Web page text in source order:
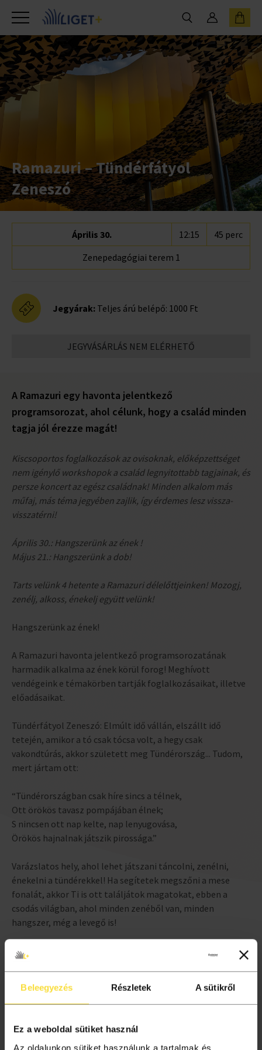
Beleegyezés Részletek A sütikről
Ez a weboldal sütiket használ
Az oldalunkon sütiket használunk a tartalmak és
Ramazuri – Tündérfátyol
Zeneszó
Április 30. 12:15
45 perc
Zenepedagógiai terem 1
Jegyárak: Teljes árú belépő: 1000 Ft
JEGYVÁSÁRLÁS NEM ELÉRHETŐ
A Ramazuri egy havonta jelentkező
programsorozat, ahol célunk, hogy a család minden
tagja jól érezze magát!
Kiscsoportos foglalkozások az ovisoknak, előképzettséget
nem igénylő workshopok a család legnyitottabb tagjainak, és
persze koncert az egész családnak! Minden alkalom más
műfaj, más téma jegyében zajlik, így érdemes lesz vissza-
visszatérni!
Április 30.: Hangszerünk az ének !
Május 21.: Hangszerünk a dob!
Tarts velünk 4 hetente a Ramazuri délelőttjeinken! Mozogj,
zenélj, alkoss, énekelj együtt velünk!
Hangszerünk az ének!
A Ramazuri havonta jelentkező programsorozatának
harmadik alkalma az ének körül forog! Meghívott
vendégeink e témakörben tartják foglalkozásaikat, illetve
előadásaikat.
Tündérfátyol Zeneszó: Elmúlt idő vállán, elszállt idő
tetején, amikor a tó csak tócsa volt, a hegy csak
vakondtúrás, akkor született meg Tündérország... Tudom,
mert jártam ott:
“Tündérországban csak híre sincs a télnek,
Ott örökös tavasz pompájában élnek;
S nincsen ott nap kelte, nap lenyugovása,
Örökös hajnalnak játszik pirossága.”
Varázslatos hely, ahol lehet játszani táncolni, zenélni,
énekelni a tündérekkel! Ha segítetek megszőni a mese
fonalát, akkor Ti is ott találjátok magatokat, ebben a
csodás világban, ahol minden zenéből van, minden
hangszer, még a levegő is!
Kerekes Enikő, népzenész és Bisztricsány Linda,